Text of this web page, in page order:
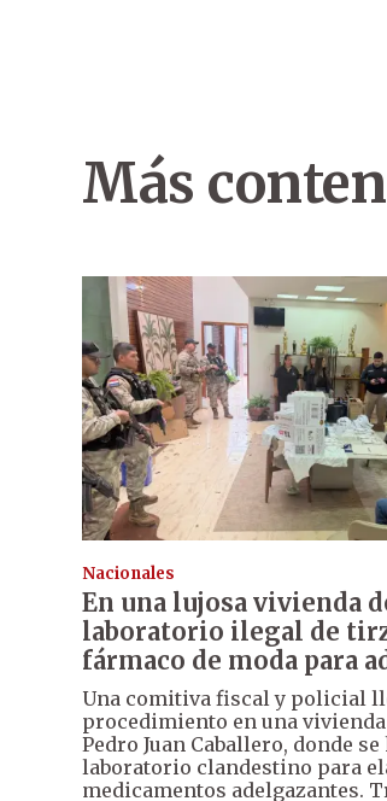
Más
Nacionales
En una lujosa vivienda
laboratorio ilegal de
fármaco de moda para
Una comitiva fiscal y policial
procedimiento en una vivienda
Pedro Juan Caballero, donde
laboratorio clandestino para
medicamentos adelgazantes.